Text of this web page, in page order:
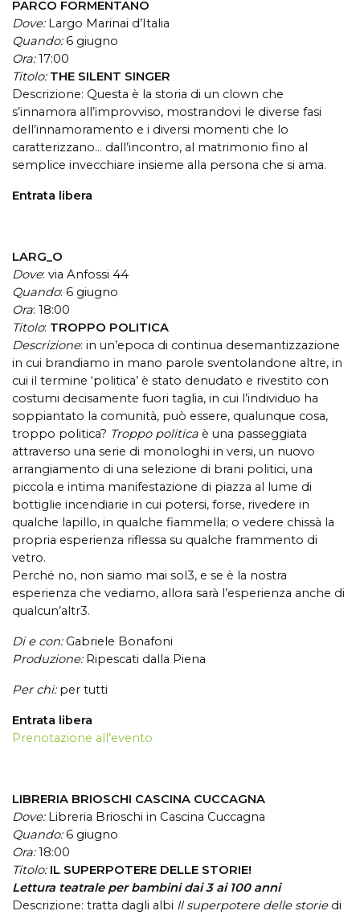
PARCO FORMENTANO
Dove:Largo Marinai d’Italia
Quando:6 giugno
Ora:17:00
Titolo: THE SILENT SINGER
Descrizione: Questa è la storia di un clown che
s’innamora all’improvviso, mostrandovi le diverse fasi
dell’innamoramento e i diversi momenti che lo
caratterizzano… dall’incontro, al matrimonio fino al
semplice invecchiare insieme alla persona che si ama.
Entrata libera
LARG_O
Dove: via Anfossi 44
Quando: 6 giugno
Ora: 18:00
Titolo: TROPPO POLITICA
Descrizione: in un’epoca di continua desemantizzazione
in cui brandiamo in mano parole sventolandone altre, in
cui il termine ‘politica’ è stato denudato e rivestito con
costumi decisamente fuori taglia, in cui l’individuo ha
soppiantato la comunità, può essere, qualunque cosa,
troppo politica? Troppo politica è una passeggiata
attraverso una serie di monologhi in versi, un nuovo
arrangiamento di una selezione di brani politici, una
piccola e intima manifestazione di piazza al lume di
bottiglie incendiarie in cui potersi, forse, rivedere in
qualche lapillo, in qualche fiammella; o vedere chissà la
propria esperienza riflessa su qualche frammento di
vetro.
Perché no, non siamo mai sol3, e se è la nostra
esperienza che vediamo, allora sarà l’esperienza anche di
qualcun’altr3.
Di e con:Gabriele Bonafoni
Produzione:Ripescati dalla Piena
Per chi: per tutti
Entrata libera
Prenotazione all’evento
LIBRERIA BRIOSCHI CASCINA CUCCAGNA
Dove:Libreria Brioschi in Cascina Cuccagna
Quando:6 giugno
Ora:18:00
Titolo: IL SUPERPOTERE DELLE STORIE!
Lettura teatrale per bambini dai 3 ai 100 anni
Descrizione: tratta dagli albi Il superpotere delle storiedi